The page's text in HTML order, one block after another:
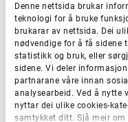
Denne nettsida brukar
teknologi for å bruke
brukarar av nettsida. Dei
nødvendige for å få sidene
statistikk og bruk, eller
sidene. Vi deler
partnarane våre innan
analysearbeid. Ved å nytte
nyttar dei ulike cookies-
samtykket ditt. Sjå meir om
Send e-